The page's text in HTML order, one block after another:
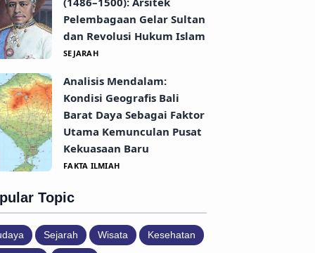
Pelembagaan Gelar Sultan
dan Revolusi Hukum Islam
SEJARAH
Analisis Mendalam:
Kondisi Geografis Bali
Barat Daya Sebagai Faktor
Utama Kemunculan Pusat
Kekuasaan Baru
FAKTA ILMIAH
Topic
Sejarah Wisata Kesehatan